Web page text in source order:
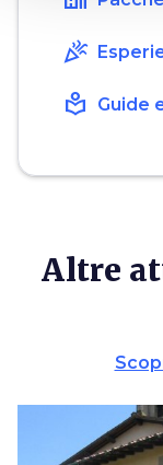
celebration
local_library Guide
Altre